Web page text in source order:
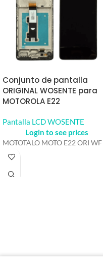
Conjunto de pantalla
ORIGINAL WOSENTE para
MOTOROLA E22
Pantalla LCD WOSENTE
Login to see prices
MOTOTALO MOTO E22 ORI WF